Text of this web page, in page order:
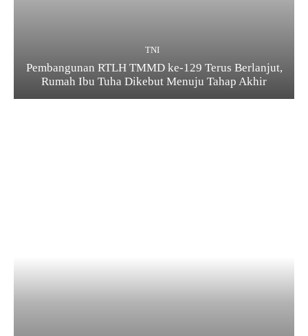
TNI
Pembangunan RTLH TMMD ke-129 Terus Berlanjut,
Rumah Ibu Tuha Dikebut Menuju Tahap Akhir